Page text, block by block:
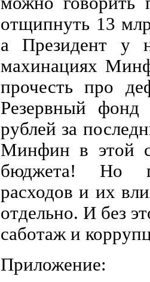
отщипнуть 13
а Президент у
махинациях
прочесть про
Резервный
рублей за
Минфин в этой
бюджета! Но
расходов и их
отдельно. И без
саботаж и
Приложение: